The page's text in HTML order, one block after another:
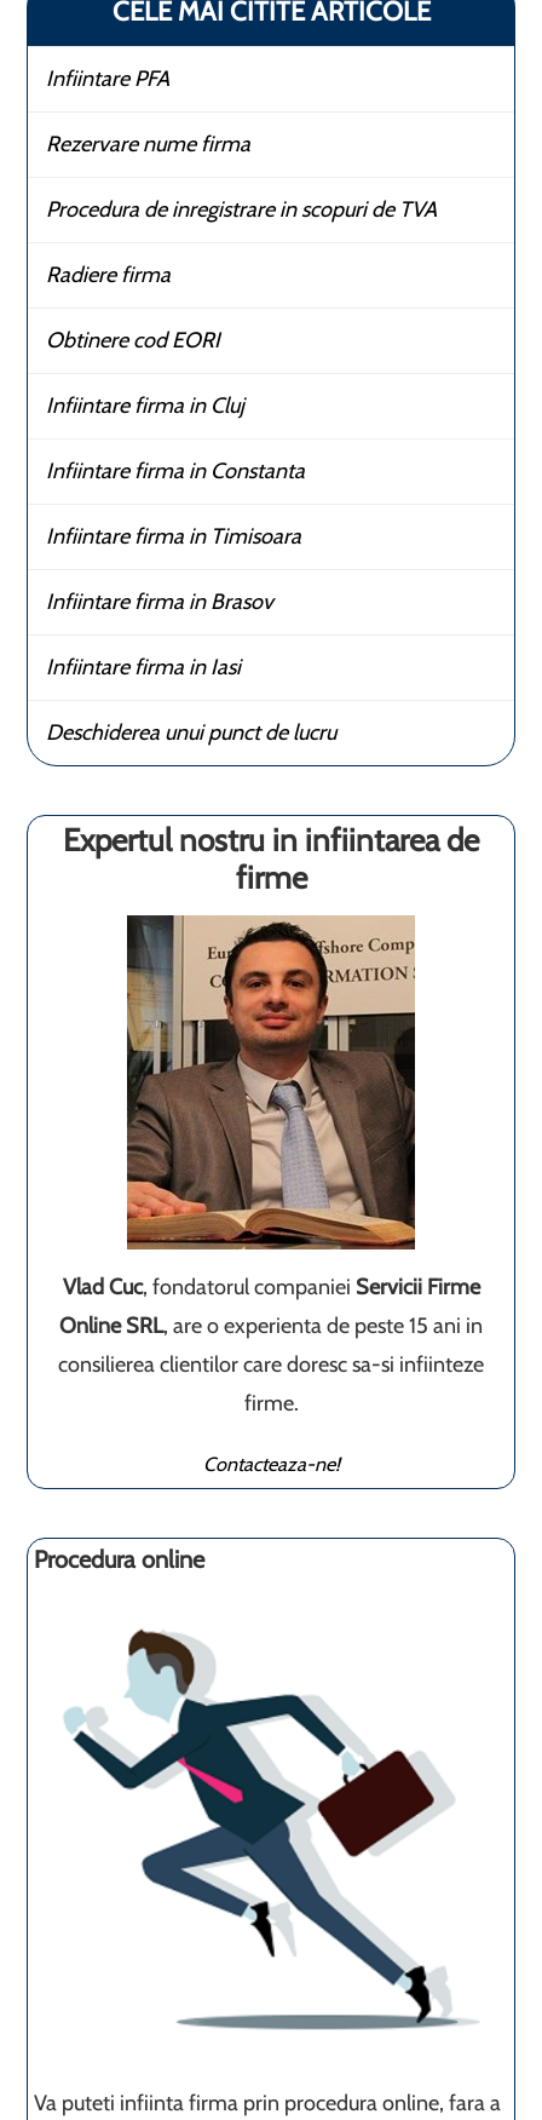
CELE MAI CITITE ARTICOLE
Infiintare PFA
Rezervare nume firma
Procedura de inregistrare in scopuri de TVA
Radiere firma
Obtinere cod EORI
Infiintare firma in Cluj
Infiintare firma in Constanta
Infiintare firma in Timisoara
Infiintare firma in Brasov
Infiintare firma in Iasi
Deschiderea unui punct de lucru
Expertul nostru in infiintarea de
firme
Vlad Cuc, fondatorul companiei Servicii Firme
Online SRL, are o experienta de peste 15 ani in
consilierea clientilor care doresc sa-si infiinteze
firme.
Contacteaza-ne!
Procedura online
Va puteti infiinta firma prin procedura online, fara a